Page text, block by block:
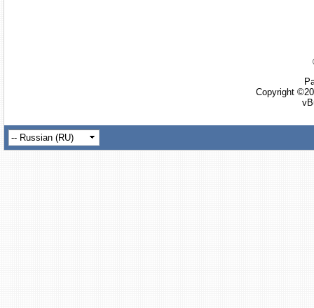
Copyright